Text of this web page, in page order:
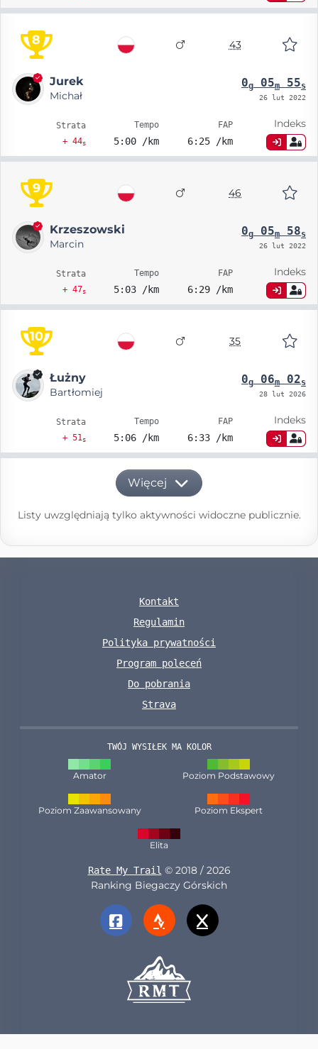
8 43
Jurek
Michał
0g05m55s
26 lut 2022
Strata
+ 44s
Tempo
5:00 /km
FAP
6:25 /km
Indeks
9 46
Krzeszowski
Marcin
0g05m58s
26 lut 2022
Strata
+ 47s
Tempo
5:03 /km
FAP
6:29 /km
Indeks
10 35
Łużny
Bartłomiej
0g06m02s
28 lut 2026
Strata
+ 51s
Tempo
5:06 /km
FAP
6:33 /km
Indeks
Więcej
Listy uwzględniają tylko aktywności widoczne publicznie.
Kontakt
Regulamin
Polityka prywatności
Program poleceń
Do pobrania
Strava
TWÓJ WYSIŁEK MA KOLOR
Amator Poziom Podstawowy
Poziom Zaawansowany Poziom Ekspert
Elita
Rate My Trail © 2018 / 2026
Ranking Biegaczy Górskich